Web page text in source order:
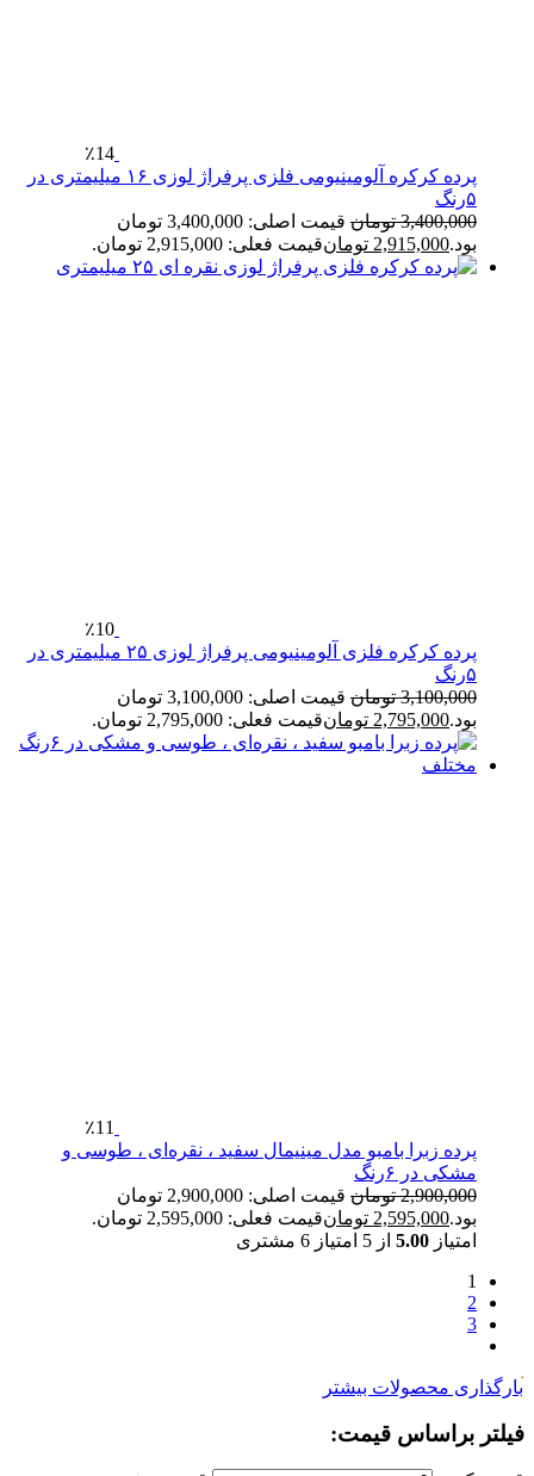
٪14
پرده کرکره آلومینیومی فلزی پرفراژ لوزی ۱۶ میلیمتری در
3,400,000 تومان
قیمت اصلی: 3,400,000 تومان
بود.2,915,000 تومانقیمت فعلی: 2,915,000 تومان.
٪10
پرده کرکره فلزی آلومینیومی پرفراژ لوزی ۲۵ میلیمتری در
3,100,000 تومان
قیمت اصلی: 3,100,000 تومان
بود.2,795,000 تومانقیمت فعلی: 2,795,000 تومان.
٪11
پرده زبرا بامبو مدل مینیمال سفید ، نقره‌ای ، طوسی و
مشکی در ۶رنگ
2,900,000 تومان
قیمت اصلی: 2,900,000 تومان
بود.2,595,000 تومانقیمت فعلی: 2,595,000 تومان.
امتیاز5.00از 5 امتیاز 6 مشتری
بارگذاری محصولات بیشتر
براساس قیمت: